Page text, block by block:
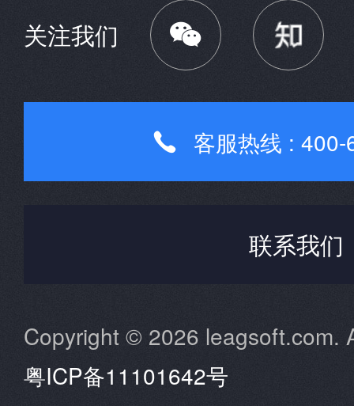
关注我们 
 客服热线 :
联系我们
Copyright © 2026 leagsoft.com.
粤ICP备11101642号